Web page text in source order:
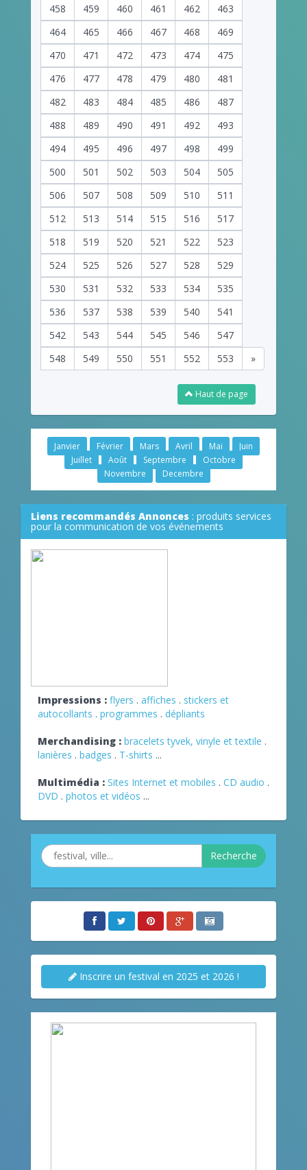
458 459 460 461 462
463
464
465 466 467 468
469
470
471 472 473 474
475
476
477 478 479 480
481
482
483 484 485 486
487
488
489 490 491 492
493
494
495 496 497 498
499
500
501 502 503 504
505
506
507 508 509 510
511
512
513 514 515 516
517
518
519 520 521 522
523
524
525 526 527 528
529
530
531 532 533 534
535
536
537 538 539 540
541
542
543 544 545 546
547
548
549 550 551 552 553 »
Haut de page
Janvier Février Mars Avril Mai
Juin
Juillet
Août Septembre
Octobre
Novembre
Decembre
Liens recommandés Annonces : produits services
pour la communication de vos événements
Impressions : flyers . affiches . stickers et
autocollants . programmes . dépliants
Merchandising : bracelets tyvek, vinyle et textile .
lanières . badges . T-shirts ...
Multimédia : Sites Internet et mobiles . CD audio .
DVD . photos et vidéos ...
Recherche
Inscrire un festival en 2025 et 2026 !